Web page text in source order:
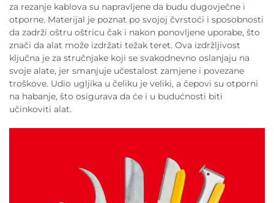
za rezanje kablova su napravljene da budu dugovječne i
otporne. Materijal je poznat po svojoj čvrstoći i sposobnosti
da zadrži oštru oštricu čak i nakon ponovljene uporabe, što
znači da alat može izdržati težak teret. Ova izdržljivost
ključna je za stručnjake koji se svakodnevno oslanjaju na
svoje alate, jer smanjuje učestalost zamjene i povezane
troškove. Udio ugljika u čeliku je veliki, a čepovi su otporni
na habanje, što osigurava da će i u budućnosti biti
učinkoviti alat.